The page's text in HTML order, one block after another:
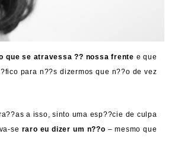
que se atravessa ?? nossa frente e que
para n??s dizermos que n??o de vez
a isso, sinto uma esp??cie de culpa
se raro eu dizer um n??o – mesmo que